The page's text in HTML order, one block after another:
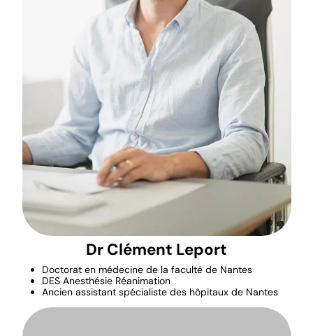
Dr Clément Leport
Doctorat en médecine de la faculté de Nantes
DES Anesthésie Réanimation
Ancien assistant spécialiste des hôpitaux de Nantes